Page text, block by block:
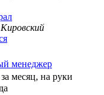
менеджер
за месяц, на руки